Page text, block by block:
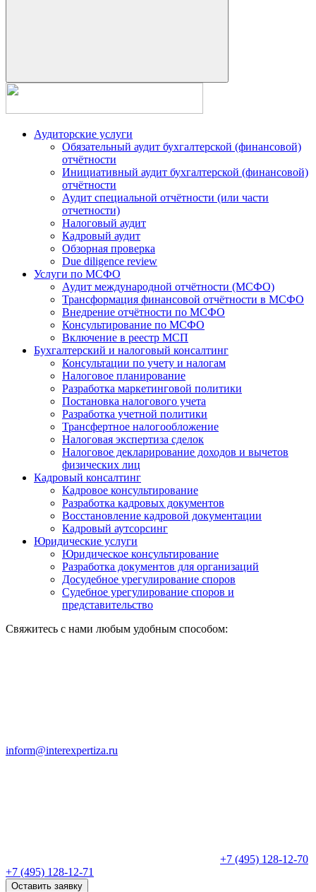
Аудиторские услуги
Обязательный аудит бухгалтерской (финансовой)
отчётности
Инициативный аудит бухгалтерской (финансовой)
отчётности
Аудит специальной отчётности (или части
отчетности)
Налоговый аудит
Кадровый аудит
Обзорная проверка
Due diligence review
Услуги по МСФО
Аудит международной отчётности (МСФО)
Трансформация финансовой отчётности в МСФО
Внедрение отчётности по МСФО
Консультирование по МСФО
Включение в реестр МСП
Бухгалтерский и налоговый консалтинг
Консультации по учету и налогам
Налоговое планирование
Разработка маркетинговой политики
Постановка налогового учета
Разработка учетной политики
Трансфертное налогообложение
Налоговая экспертиза сделок
Налоговое декларирование доходов и вычетов
физических лиц
Кадровый консалтинг
Кадровое консультирование
Разработка кадровых документов
Восстановление кадровой документации
Кадровый аутсорсинг
Юридические услуги
Юридическое консультирование
Разработка документов для организаций
Досудебное урегулирование споров
Судебное урегулирование споров и
представительство
Свяжитесь с нами любым удобным способом:
inform@interexpertiza.ru
+7 (495) 128-12-70
+7 (495) 128-12-71
Оставить заявку